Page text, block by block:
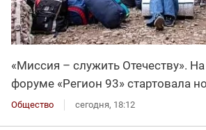
«Миссия – служить Отечеству».
форуме «Регион 93» стартовала
Общество сегодня, 18:12